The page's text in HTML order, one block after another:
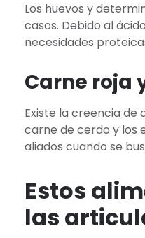
Los huevos y
casos. Debido al
necesidades
Carne roja
Existe la creencia de
carne de cerdo y los
aliados cuando se
Estos
las